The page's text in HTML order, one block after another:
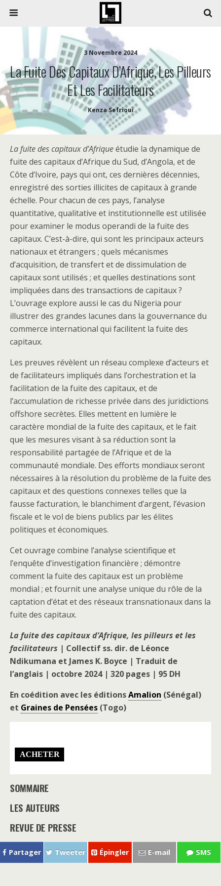
3 Novembre 2024
La Fuite Des Capitaux D’Afrique, Les Pilleurs
Et Les Facilitateurs
Kenza Sefrioui
La fuite des capitaux d’Afriqueétudie la dynamique de
fuite des capitaux d’Afrique du Sud, d’Angola, et de
Côte d’Ivoire, pays qui ont, ces dernières décennies,
enregistré des sorties illicites de capitaux à grande
échelle. Pour chacun de ces pays, l’analyse
quantitative, qualitative et institutionnelle est utilisée
pour examiner le modus operandi de la fuite des
capitaux. C’est-à-dire, qui sont les principaux acteurs
nationaux et étrangers ; quels mécanismes
d’acquisition, de transfert et de dissimulation de
capitaux sont utilisés ; et quelles destinations sont
impliquées dans des transactions de capitaux ?
L’ouvrage explore aussi le cas du Nigeria pour
illustrer des grandes lacunes dans la gouvernance du
commerce international qui facilitent la fuite des
capitaux.
Les preuves révèlent un réseau complexe d’acteurs et
de facilitateurs impliqués dans l’orchestration et la
facilitation de la fuite des capitaux, et de
l’accumulation de richesse privée dans des juridictions
offshore secrètes. Elles mettent en lumière le
caractère mondial de la fuite des capitaux, et le fait
que les mesures visant à sa réduction sont la
responsabilité partagée de l’Afrique et de la
communauté mondiale. Des efforts mondiaux seront
nécessaires à la résolution du problème de la fuite des
capitaux et des questions connexes telles que la
fausse facturation, le blanchiment d’argent, l’évasion
fiscale et le vol de biens publics par les élites
politiques et économiques.
Cet ouvrage combine l’analyse scientifique et
l’enquête d’investigation financière ; démontre
comment la fuite des capitaux est un problème
mondial ; et fournit une analyse unique du rôle de la
captation d’état et des réseaux transnationaux dans la
fuite des capitaux.
La fuite des capitaux d’Afrique, les pilleurs et les
facilitateurs | Collectif ss. dir. de Léonce
Ndikumana et James K. Boyce | Traduit de
l’anglais | octobre 2024 | 320 pages | 95 DH
En coédition avec les éditionsAmalion (Sénégal)
et Graines de Pensées (Togo)
SOMMAIRE
LES AUTEURS
REVUE DE PRESSE
Partager Tweeter Épingler E-mail SMS